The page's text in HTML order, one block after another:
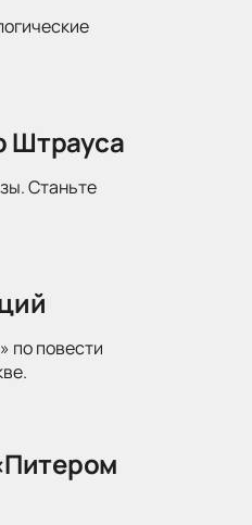
Штрауса
Станьте
по повести